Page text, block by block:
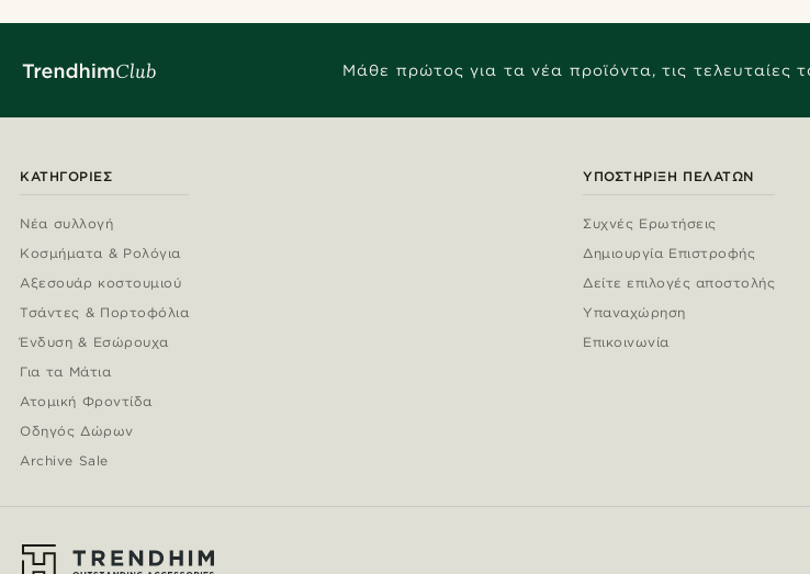
Μάθε πρώτος για τα νέα προϊόντα, τις τελευταίες
ΚΑΤΗΓΟΡΊΕΣ
Νέα συλλογή
Κοσμήματα & Ρολόγια
Αξεσουάρ κοστουμιού
Τσάντες & Πορτοφόλια
Ένδυση & Εσώρουχα
Για τα Μάτια
Ατομική Φροντίδα
Οδηγός Δώρων
Archive Sale
ΥΠΟΣΤΉΡΙΞΗ ΠΕΛΑΤΏΝ
Συχνές Ερωτήσεις
Δημιουργία Επιστροφής
Δείτε επιλογές αποστολής
Υπαναχώρηση
Επικοινωνία